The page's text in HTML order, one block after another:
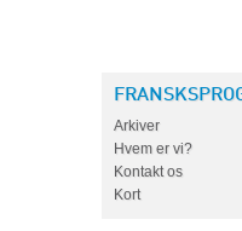
Arkiver
Hvem er vi?
Kontakt os
Kort